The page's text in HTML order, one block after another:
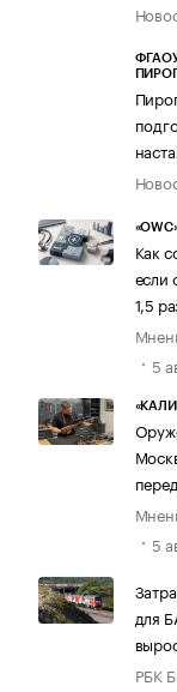
Как
если
1,5
5
5
для
РБК